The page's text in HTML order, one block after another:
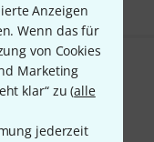
Anzeigen
Wenn das für
von Cookies
Marketing
klar“ zu (alle
jederzeit
sehen?